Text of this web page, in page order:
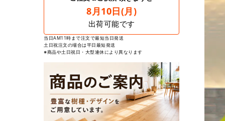
8月10日(月)
出荷可能です
当日AM11時まで注文で最短当日発送
土日祝注文の場合は平日最短発送
※商品や土日祝日・大型連休により異なります